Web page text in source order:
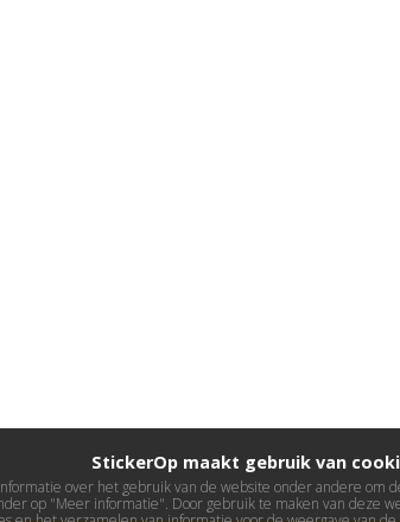
StickerOp maakt gebruik van
over het gebruik van de website onder andere om
op "Meer informatie". Door gebruik te maken van deze